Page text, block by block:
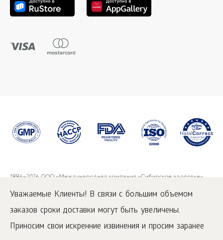
Уважаемые Клиенты! В связи с большим объемом
заказов сроки доставки могут быть увеличены.
Приносим свои искренние извинения и просим заранее
1996–2026 ООО «Международная компания «Сибирское здоровье».
Воспроизведение материалов данного сайта возможно при условии
www.siberianwellness.com.
Как заказать